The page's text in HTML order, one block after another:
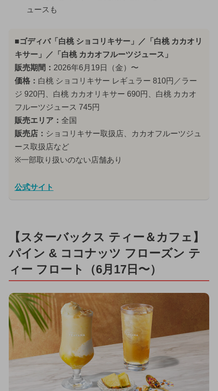
ュースも
■ゴディバ「白桃 ショコリキサー」／「白桃 カカオリ
キサー」／「白桃 カカオフルーツジュース」
販売期間： 2026年6月19日（金）〜
価格： 白桃 ショコリキサー レギュラー 810円／ラー
ジ 920円、白桃 カカオリキサー 690円、白桃 カカオ
フルーツジュース 745円
販売エリア： 全国
販売店： ショコリキサー取扱店、カカオフルーツジュ
ース取扱店など
※一部取り扱いのない店舗あり
公式サイト
【スターバックス ティー＆カフェ】
パイン & ココナッツ フローズン テ
ィー フロート（6月17日〜）